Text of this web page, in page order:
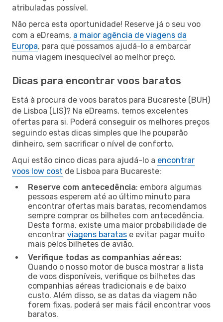
atribuladas possível.
Não perca esta oportunidade! Reserve já o seu voo
com a eDreams, a maior agência de viagens da
Europa, para que possamos ajudá-lo a embarcar
numa viagem inesquecível ao melhor preço.
Dicas para encontrar voos baratos
Está à procura de voos baratos para Bucareste (BUH)
de Lisboa (LIS)? Na eDreams, temos excelentes
ofertas para si. Poderá conseguir os melhores preços
seguindo estas dicas simples que lhe pouparão
dinheiro, sem sacrificar o nível de conforto.
Aqui estão cinco dicas para ajudá-lo a encontrar
voos low cost de Lisboa para Bucareste:
Reserve com antecedência: embora algumas
pessoas esperem até ao último minuto para
encontrar ofertas mais baratas, recomendamos
sempre comprar os bilhetes com antecedência.
Desta forma, existe uma maior probabilidade de
encontrar viagens baratas e evitar pagar muito
mais pelos bilhetes de avião.
Verifique todas as companhias aéreas:
Quando o nosso motor de busca mostrar a lista
de voos disponíveis, verifique os bilhetes das
companhias aéreas tradicionais e de baixo
custo. Além disso, se as datas da viagem não
forem fixas, poderá ser mais fácil encontrar voos
baratos.